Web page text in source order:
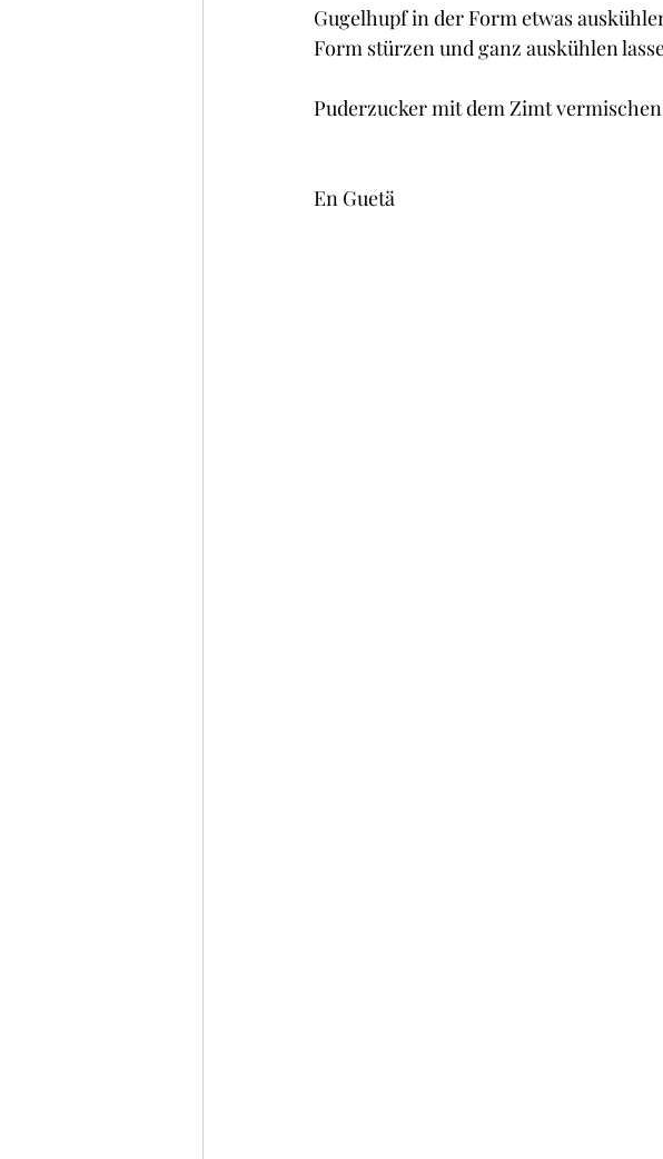
Gugelhupf in der Form etwas
Form stürzen und ganz auskühlen
Puderzucker mit dem Zimt
En Guetä